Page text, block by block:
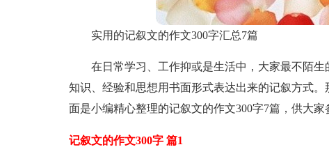
实用的记叙文的作文300字汇总7篇
在日常学习、工作抑或是生活中，大家最不陌
知识、经验和思想用书面形式表达出来的记叙方式
面是小编精心整理的记叙文的作文300字7篇，供大
记叙文的作文300字 篇1